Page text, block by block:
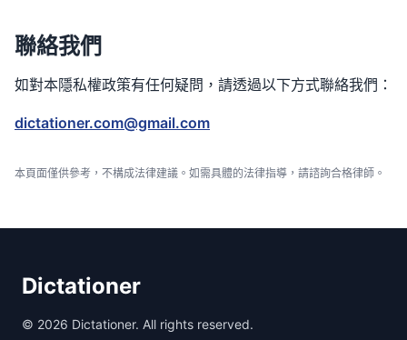
聯絡我們
如對本隱私權政策有任何疑問，請透過以下方式聯絡我們：
dictationer.com@gmail.com
本頁面僅供參考，不構成法律建議。如需具體的法律指導，請諮詢合格律師。
Dictationer
© 2026 Dictationer. All rights reserved.